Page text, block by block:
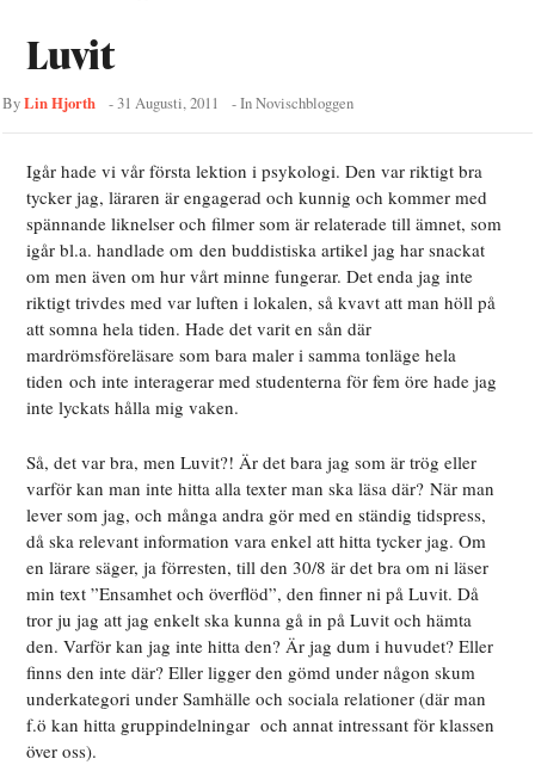
Luvit
ByLin Hjorth -31 Augusti, 2011 - InNovischbloggen
Igår hade vi vår första lektion i psykologi. Den var riktigt bra
tycker jag, läraren är engagerad och kunnig och kommer med
spännande liknelser och filmer som är relaterade till ämnet, som
igår bl.a. handlade om den buddistiska artikel jag har snackat
om men även om hur vårt minne fungerar. Det enda jag inte
riktigt trivdes med var luften i lokalen, så kvavt att man höll på
att somna hela tiden. Hade det varit en sån där
mardrömsföreläsare som bara maler i samma tonläge hela
tiden och inte interagerar med studenterna för fem öre hade jag
inte lyckats hålla mig vaken.
Så, det var bra, men Luvit?! Är det bara jag som är trög eller
varför kan man inte hitta alla texter man ska läsa där? När man
lever som jag, och många andra gör med en ständig tidspress,
då ska relevant information vara enkel att hitta tycker jag. Om
en lärare säger, ja förresten, till den 30/8 är det bra om ni läser
min text ”Ensamhet och överflöd”, den finner ni på Luvit. Då
tror ju jag att jag enkelt ska kunna gå in på Luvit och hämta
den. Varför kan jag inte hitta den? Är jag dum i huvudet? Eller
finns den inte där? Eller ligger den gömd under någon skum
underkategori under Samhälle och sociala relationer (där man
f.ö kan hitta gruppindelningar och annat intressant för klassen
över oss).